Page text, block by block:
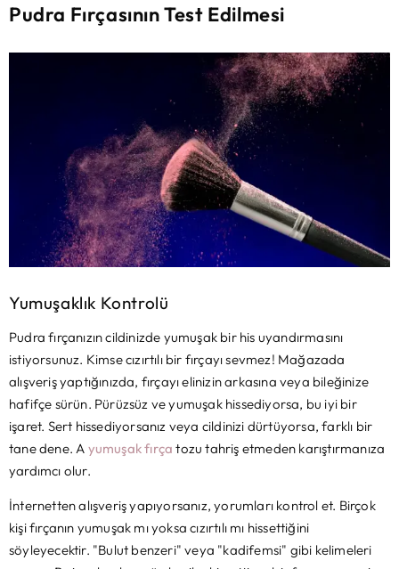
Pudra Fırçasının Test Edilmesi
Yumuşaklık Kontrolü
Pudra fırçanızın cildinizde yumuşak bir his uyandırmasını
istiyorsunuz. Kimse cızırtılı bir fırçayı sevmez! Mağazada
alışveriş yaptığınızda, fırçayı elinizin arkasına veya bileğinize
hafifçe sürün. Pürüzsüz ve yumuşak hissediyorsa, bu iyi bir
işaret. Sert hissediyorsanız veya cildinizi dürtüyorsa, farklı bir
tane dene. A yumuşak fırça tozu tahriş etmeden karıştırmanıza
yardımcı olur.
İnternetten alışveriş yapıyorsanız, yorumları kontrol et. Birçok
kişi fırçanın yumuşak mı yoksa cızırtılı mı hissettiğini
söyleyecektir. "Bulut benzeri" veya "kadifemsi" gibi kelimeleri